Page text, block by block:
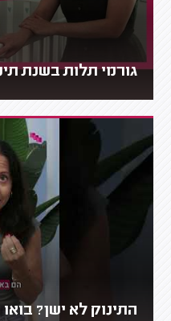
גורמי תלות בשנת
התינוק לא ישן?